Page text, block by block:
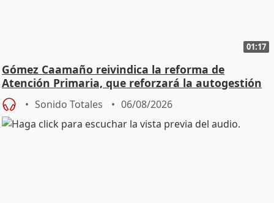
01:17
Gómez Caamaño reivindica la reforma de
Atención Primaria, que reforzará la autogestión
Sonido Totales 06/08/2026